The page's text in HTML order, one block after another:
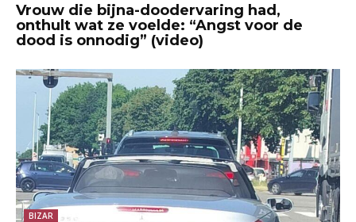
Vrouw die bijna-doodervaring had,
onthult wat ze voelde: “Angst voor de
dood is onnodig” (video)
BIZAR